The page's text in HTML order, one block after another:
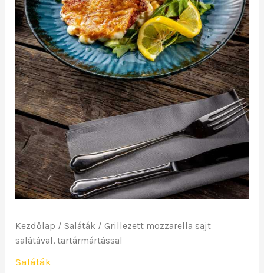
Kezdőlap / Saláták / Grillezett mozzarella sajt
salátával, tartármártással
Saláták